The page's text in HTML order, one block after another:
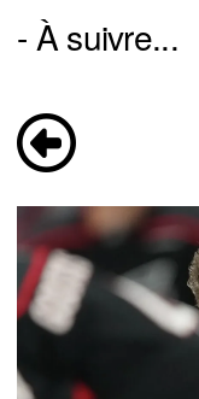
- À suivre...